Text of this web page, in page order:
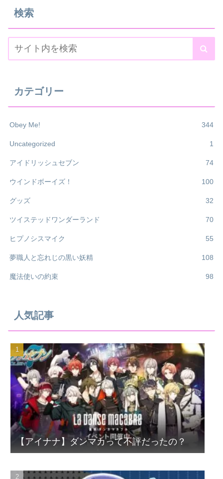
検索
カテゴリー
Obey Me! 344
Uncategorized 1
アイドリッシュセブン 74
ウインドボーイズ！ 100
グッズ 32
ツイステッドワンダーランド 70
ヒプノシスマイク 55
夢職人と忘れじの黒い妖精 108
魔法使いの約束 98
人気記事
【アイナナ】ダンマカって不評だったの？